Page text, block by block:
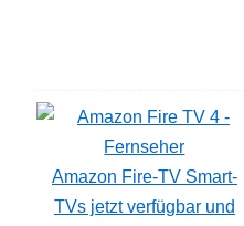
Amazon Fire-TV Smart-
TVs jetzt verfügbar und